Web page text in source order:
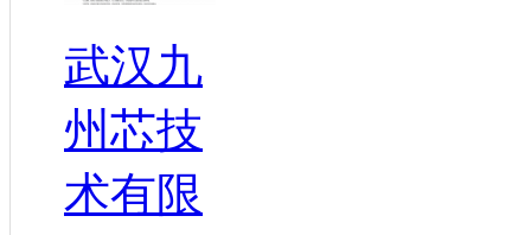
武汉九
州芯技
术有限